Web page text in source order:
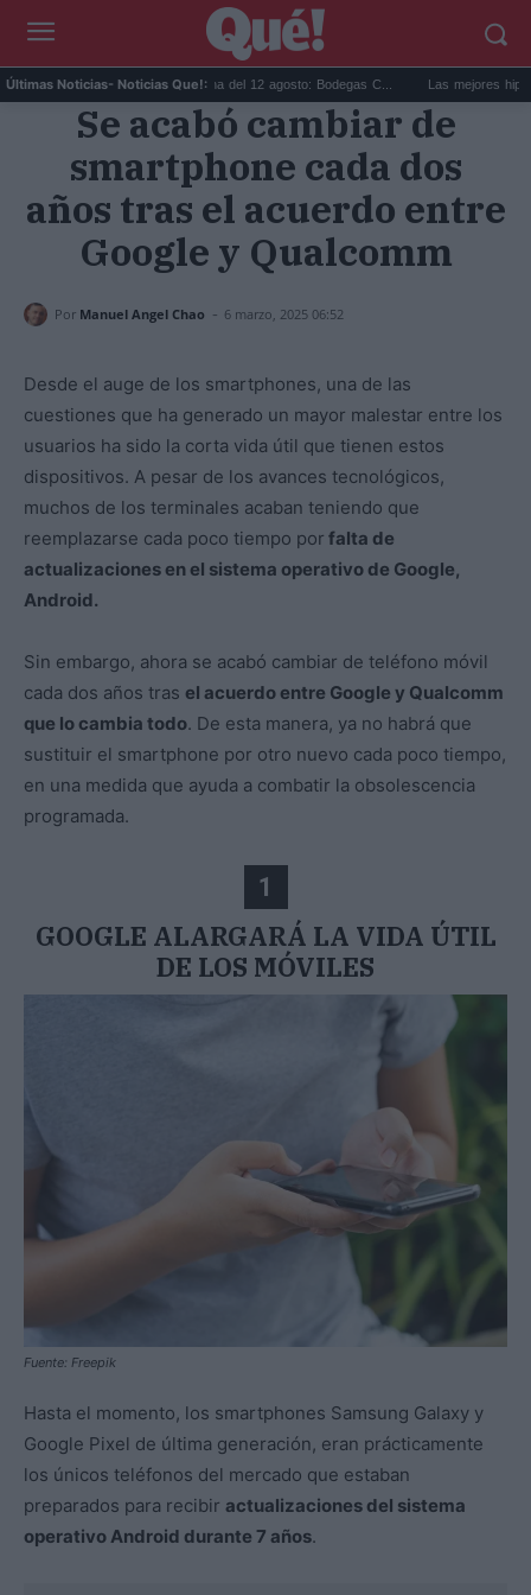
Últimas Noticias- Noticias Que!:
Eclipse solar en Cariñena del 12 agosto: Bodegas C... Las mejores hipotecas
Se acabó cambiar de
smartphone cada dos
años tras el acuerdo entre
Google y Qualcomm
Por Manuel Angel Chao - 6 marzo, 2025 06:52
Desde el auge de los smartphones, una de las
cuestiones que ha generado un mayor malestar entre los
usuarios ha sido la corta vida útil que tienen estos
dispositivos. A pesar de los avances tecnológicos,
muchos de los terminales acaban teniendo que
reemplazarse cada poco tiempo por falta de
actualizaciones en el sistema operativo de Google,
Android.
Sin embargo, ahora se acabó cambiar de teléfono móvil
cada dos años tras el acuerdo entre Google y Qualcomm
que lo cambia todo. De esta manera, ya no habrá que
sustituir el smartphone por otro nuevo cada poco tiempo,
en una medida que ayuda a combatir la obsolescencia
programada.
1
GOOGLE ALARGARÁ LA VIDA ÚTIL
DE LOS MÓVILES
Fuente: Freepik
Hasta el momento, los smartphones Samsung Galaxy y
Google Pixel de última generación, eran prácticamente
los únicos teléfonos del mercado que estaban
preparados para recibir actualizaciones del sistema
operativo Android durante 7 años.